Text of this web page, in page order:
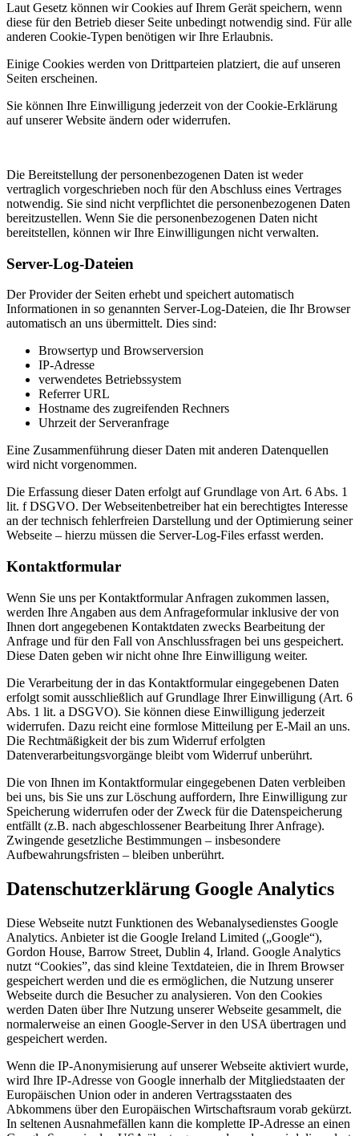
Laut Gesetz können wir Cookies auf Ihrem Gerät speichern, wenn
diese für den Betrieb dieser Seite unbedingt notwendig sind. Für alle
anderen Cookie-Typen benötigen wir Ihre Erlaubnis.
Einige Cookies werden von Drittparteien platziert, die auf unseren
Seiten erscheinen.
Sie können Ihre Einwilligung jederzeit von der Cookie-Erklärung
auf unserer Website ändern oder widerrufen.
Die Bereitstellung der personenbezogenen Daten ist weder
vertraglich vorgeschrieben noch für den Abschluss eines Vertrages
notwendig. Sie sind nicht verpflichtet die personenbezogenen Daten
bereitzustellen. Wenn Sie die personenbezogenen Daten nicht
bereitstellen, können wir Ihre Einwilligungen nicht verwalten.
Server-Log-Dateien
Der Provider der Seiten erhebt und speichert automatisch
Informationen in so genannten Server-Log-Dateien, die Ihr Browser
automatisch an uns übermittelt. Dies sind:
Browsertyp und Browserversion
IP-Adresse
verwendetes Betriebssystem
Referrer URL
Hostname des zugreifenden Rechners
Uhrzeit der Serveranfrage
Eine Zusammenführung dieser Daten mit anderen Datenquellen
wird nicht vorgenommen.
Die Erfassung dieser Daten erfolgt auf Grundlage von Art. 6 Abs. 1
lit. f DSGVO. Der Webseitenbetreiber hat ein berechtigtes Interesse
an der technisch fehlerfreien Darstellung und der Optimierung seiner
Webseite – hierzu müssen die Server-Log-Files erfasst werden.
Kontaktformular
Wenn Sie uns per Kontaktformular Anfragen zukommen lassen,
werden Ihre Angaben aus dem Anfrageformular inklusive der von
Ihnen dort angegebenen Kontaktdaten zwecks Bearbeitung der
Anfrage und für den Fall von Anschlussfragen bei uns gespeichert.
Diese Daten geben wir nicht ohne Ihre Einwilligung weiter.
Die Verarbeitung der in das Kontaktformular eingegebenen Daten
erfolgt somit ausschließlich auf Grundlage Ihrer Einwilligung (Art. 6
Abs. 1 lit. a DSGVO). Sie können diese Einwilligung jederzeit
widerrufen. Dazu reicht eine formlose Mitteilung per E-Mail an uns.
Die Rechtmäßigkeit der bis zum Widerruf erfolgten
Datenverarbeitungsvorgänge bleibt vom Widerruf unberührt.
Die von Ihnen im Kontaktformular eingegebenen Daten verbleiben
bei uns, bis Sie uns zur Löschung auffordern, Ihre Einwilligung zur
Speicherung widerrufen oder der Zweck für die Datenspeicherung
entfällt (z.B. nach abgeschlossener Bearbeitung Ihrer Anfrage).
Zwingende gesetzliche Bestimmungen – insbesondere
Aufbewahrungsfristen – bleiben unberührt.
Datenschutzerklärung Google Analytics
Diese Webseite nutzt Funktionen des Webanalysedienstes Google
Analytics. Anbieter ist die Google Ireland Limited („Google“),
Gordon House, Barrow Street, Dublin 4, Irland. Google Analytics
nutzt “Cookies”, das sind kleine Textdateien, die in Ihrem Browser
gespeichert werden und die es ermöglichen, die Nutzung unserer
Webseite durch die Besucher zu analysieren. Von den Cookies
werden Daten über Ihre Nutzung unserer Webseite gesammelt, die
normalerweise an einen Google-Server in den USA übertragen und
gespeichert werden.
Wenn die IP-Anonymisierung auf unserer Webseite aktiviert wurde,
wird Ihre IP-Adresse von Google innerhalb der Mitgliedstaaten der
Europäischen Union oder in anderen Vertragsstaaten des
Abkommens über den Europäischen Wirtschaftsraum vorab gekürzt.
In seltenen Ausnahmefällen kann die komplette IP-Adresse an einen